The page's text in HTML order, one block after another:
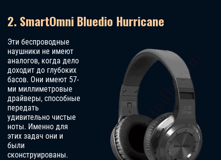
2. SmartOmni Bluedio Hurricane
Эти беспроводные
наушники не имеют
аналогов, когда дело
доходит до глубоких
басов. Они имеют 57-
ми миллиметровые
драйверы, способные
передать
удивительно чистые
ноты. Именно для
этих задач они и
были
сконструированы.